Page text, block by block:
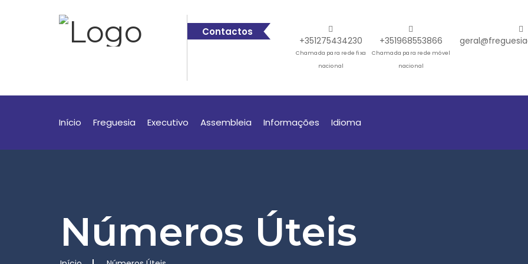
Contactos
+351275434230
Chamada para rede fixa
nacional
+351968553866
Chamada para rede móvel
nacional
Início Freguesia Executivo Assembleia Informações Idioma
Números Úteis